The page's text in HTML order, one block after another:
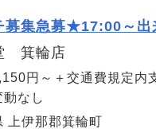
集急募★17:00～出
箕輪店
円～＋交通費規定
なし
上伊那郡箕輪町